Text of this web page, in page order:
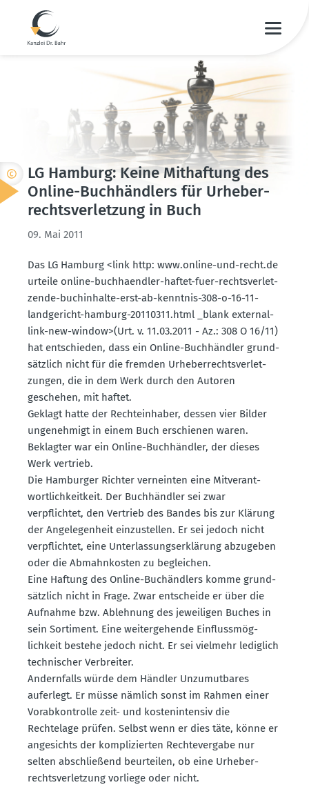
LG Hamburg: Keine Mithaftung des
Online-Buchhändlers für Urheber­
rechts­ver­letzung in Buch
09. Mai 2011
Das LG Hamburg <link http: www.​online-​und-​recht.​de
urteile online-buchhaendler-haftet-fuer-rechts­ver­let­
zende-buchin­halte-erst-ab-kenntnis-308-o-16-11-
landge­richt-hamburg-20110311.html _blank external-
link-new-window>(Urt. v. 11.03.2011 - Az.: 308 O 16/11)
hat entschieden, dass ein Online-Buchhändler grund­
sätzlich nicht für die fremden Urheber­rechts­ver­let­
zungen, die in dem Werk durch den Autoren
geschehen, mit haftet.
Geklagt hatte der Rechte­inhaber, dessen vier Bilder
ungenehmigt in einem Buch erschienen waren.
Beklagter war ein Online-Buchhändler, der dieses
Werk vertrieb.
Die Hamburger Richter verneinten eine Mitver­ant­
wort­lich­keitkeit. Der Buchhändler sei zwar
verpflichtet, den Vertrieb des Bandes bis zur Klärung
der Angele­genheit einzu­stellen. Er sei jedoch nicht
verpflichtet, eine Unter­las­sungs­er­klärung abzugeben
oder die Abmahn­kosten zu begleichen.
Eine Haftung des Online-Buchändlers komme grund­
sätzlich nicht in Frage. Zwar entscheide er über die
Aufnahme bzw. Ablehnung des jewei­ligen Buches in
sein Sortiment. Eine weiter­ge­hende Einfluss­mög­
lichkeit bestehe jedoch nicht. Er sei vielmehr lediglich
techni­scher Verbreiter.
Andern­falls würde dem Händler Unzumut­bares
auferlegt. Er müsse nämlich sonst im Rahmen einer
Vorab­kon­trolle zeit- und kosten­in­tensiv die
Rechtelage prüfen. Selbst wenn er dies täte, könne er
angesichts der kompli­zierten Rechte­vergabe nur
selten abschließend beurteilen, ob eine Urheber­
rechts­ver­letzung vorliege oder nicht.